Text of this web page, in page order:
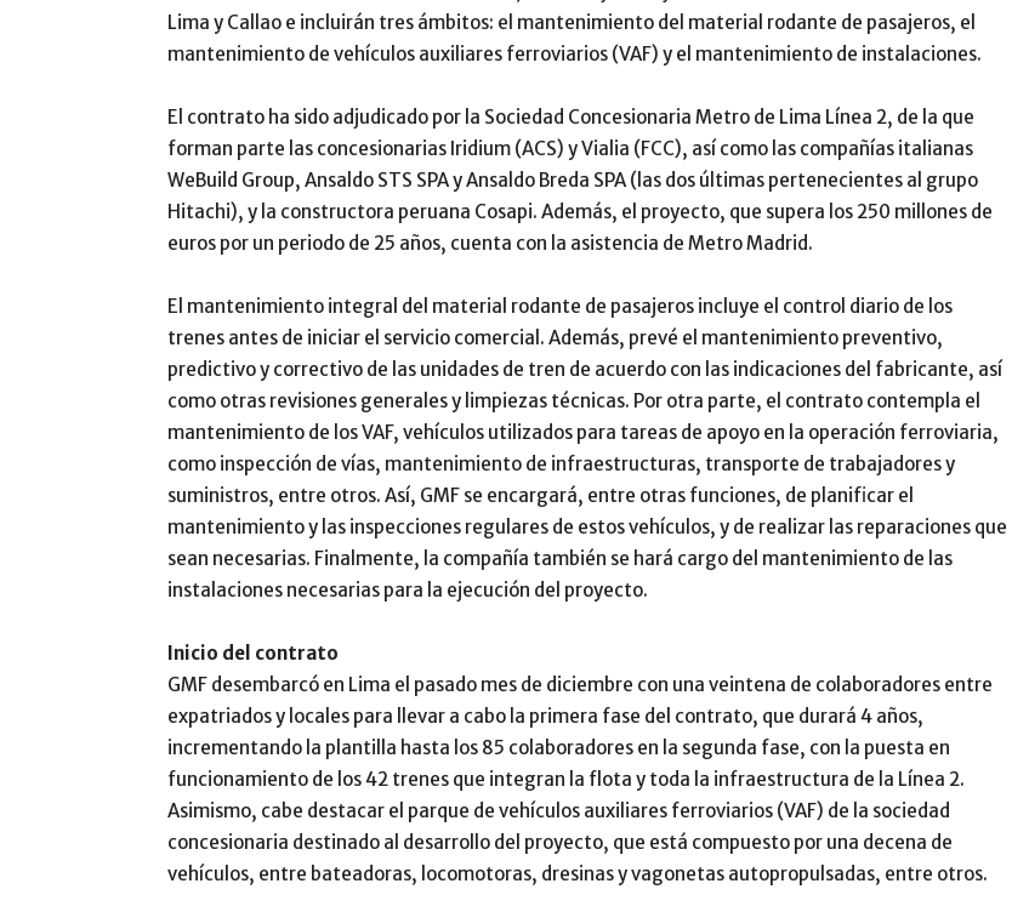
Lima y Callao e incluirán tres ámbitos: el mantenimiento del material rodante de pasajeros, el
mantenimiento de vehículos auxiliares ferroviarios (VAF) y el mantenimiento de instalaciones.
El contrato ha sido adjudicado por la Sociedad Concesionaria Metro de Lima Línea 2, de la que
forman parte las concesionarias Iridium (ACS) y Vialia (FCC), así como las compañías italianas
WeBuild Group, Ansaldo STS SPA y Ansaldo Breda SPA (las dos últimas pertenecientes al grupo
Hitachi), y la constructora peruana Cosapi. Además, el proyecto, que supera los 250 millones de
euros por un periodo de 25 años, cuenta con la asistencia de Metro Madrid.
El mantenimiento integral del material rodante de pasajeros incluye el control diario de los
trenes antes de iniciar el servicio comercial. Además, prevé el mantenimiento preventivo,
predictivo y correctivo de las unidades de tren de acuerdo con las indicaciones del fabricante, así
como otras revisiones generales y limpiezas técnicas. Por otra parte, el contrato contempla el
mantenimiento de los VAF, vehículos utilizados para tareas de apoyo en la operación ferroviaria,
como inspección de vías, mantenimiento de infraestructuras, transporte de trabajadores y
suministros, entre otros. Así, GMF se encargará, entre otras funciones, de planificar el
mantenimiento y las inspecciones regulares de estos vehículos, y de realizar las reparaciones que
sean necesarias. Finalmente, la compañía también se hará cargo del mantenimiento de las
instalaciones necesarias para la ejecución del proyecto.
Inicio del contrato
GMF desembarcó en Lima el pasado mes de diciembre con una veintena de colaboradores entre
expatriados y locales para llevar a cabo la primera fase del contrato, que durará 4 años,
incrementando la plantilla hasta los 85 colaboradores en la segunda fase, con la puesta en
funcionamiento de los 42 trenes que integran la flota y toda la infraestructura de la Línea 2.
Asimismo, cabe destacar el parque de vehículos auxiliares ferroviarios (VAF) de la sociedad
concesionaria destinado al desarrollo del proyecto, que está compuesto por una decena de
vehículos, entre bateadoras, locomotoras, dresinas y vagonetas autopropulsadas, entre otros.